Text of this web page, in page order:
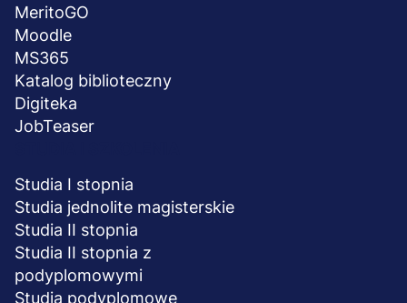
MeritoGO
Moodle
MS365
Katalog biblioteczny
Digiteka
JobTeaser
Studia I stopnia
Studia jednolite magisterskie
Studia II stopnia
Studia II stopnia z
podyplomowymi
Studia podyplomowe